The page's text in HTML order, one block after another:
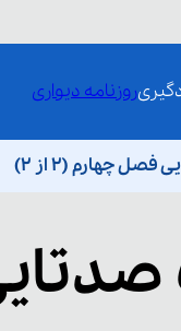
روزنامه دیواری
چهارم (۲ از ۲)